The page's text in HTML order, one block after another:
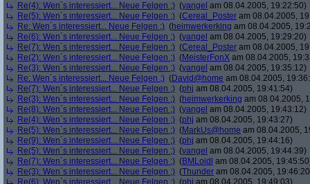
Re(4): Wen´s interessiert... Neue Felgen ;) (yangel am 08.04.2005, 19:22:50)
Re(5): Wen´s interessiert... Neue Felgen ;) (Cereal_Poster am 08.04.2005,
Re: Wen´s interessiert... Neue Felgen ;) (heimwerkerking am 08.04.2005,
Re(6): Wen´s interessiert... Neue Felgen ;) (yangel am 08.04.2005, 19:29:20)
Re(7): Wen´s interessiert... Neue Felgen ;) (Cereal_Poster am 08.04.2005,
Re(2): Wen´s interessiert... Neue Felgen ;) (MeisterFonX am 08.04.2005,
Re(3): Wen´s interessiert... Neue Felgen ;) (yangel am 08.04.2005, 19:35:12)
Re: Wen´s interessiert... Neue Felgen ;) (David@home am 08.04.2005,
Re(7): Wen´s interessiert... Neue Felgen ;) (phj am 08.04.2005, 19:41:54)
Re(3): Wen´s interessiert... Neue Felgen ;) (heimwerkerking am 08.04.2005,
Re(8): Wen´s interessiert... Neue Felgen ;) (yangel am 08.04.2005, 19:43:12)
Re(4): Wen´s interessiert... Neue Felgen ;) (phj am 08.04.2005, 19:43:27)
Re(5): Wen´s interessiert... Neue Felgen ;) (MarkUs@home am 08.04.2005,
Re(9): Wen´s interessiert... Neue Felgen ;) (phj am 08.04.2005, 19:44:16)
Re(5): Wen´s interessiert... Neue Felgen ;) (yangel am 08.04.2005, 19:44:39)
Re(7): Wen´s interessiert... Neue Felgen ;) (BMLoidl am 08.04.2005,
Re(3): Wen´s interessiert... Neue Felgen ;) (Thunder am 08.04.2005,
Re(6): Wen´s interessiert... Neue Felgen ;) (phj am 08.04.2005, 19:49:03)